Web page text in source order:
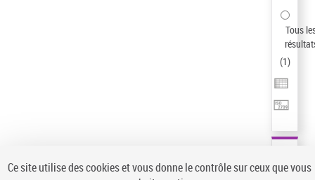
Tous
(1)
Ce site utilise des cookies et vous donne le contrôle sur ceux que vous